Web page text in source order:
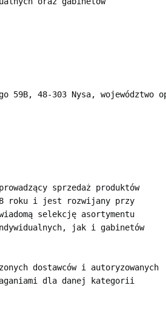
59B, 48-303 Nysa, województwo
sprzedaż produktów
roku i jest rozwijany przy
selekcję asortymentu
jak i gabinetów
dostawców i autoryzowanych
dla danej kategorii